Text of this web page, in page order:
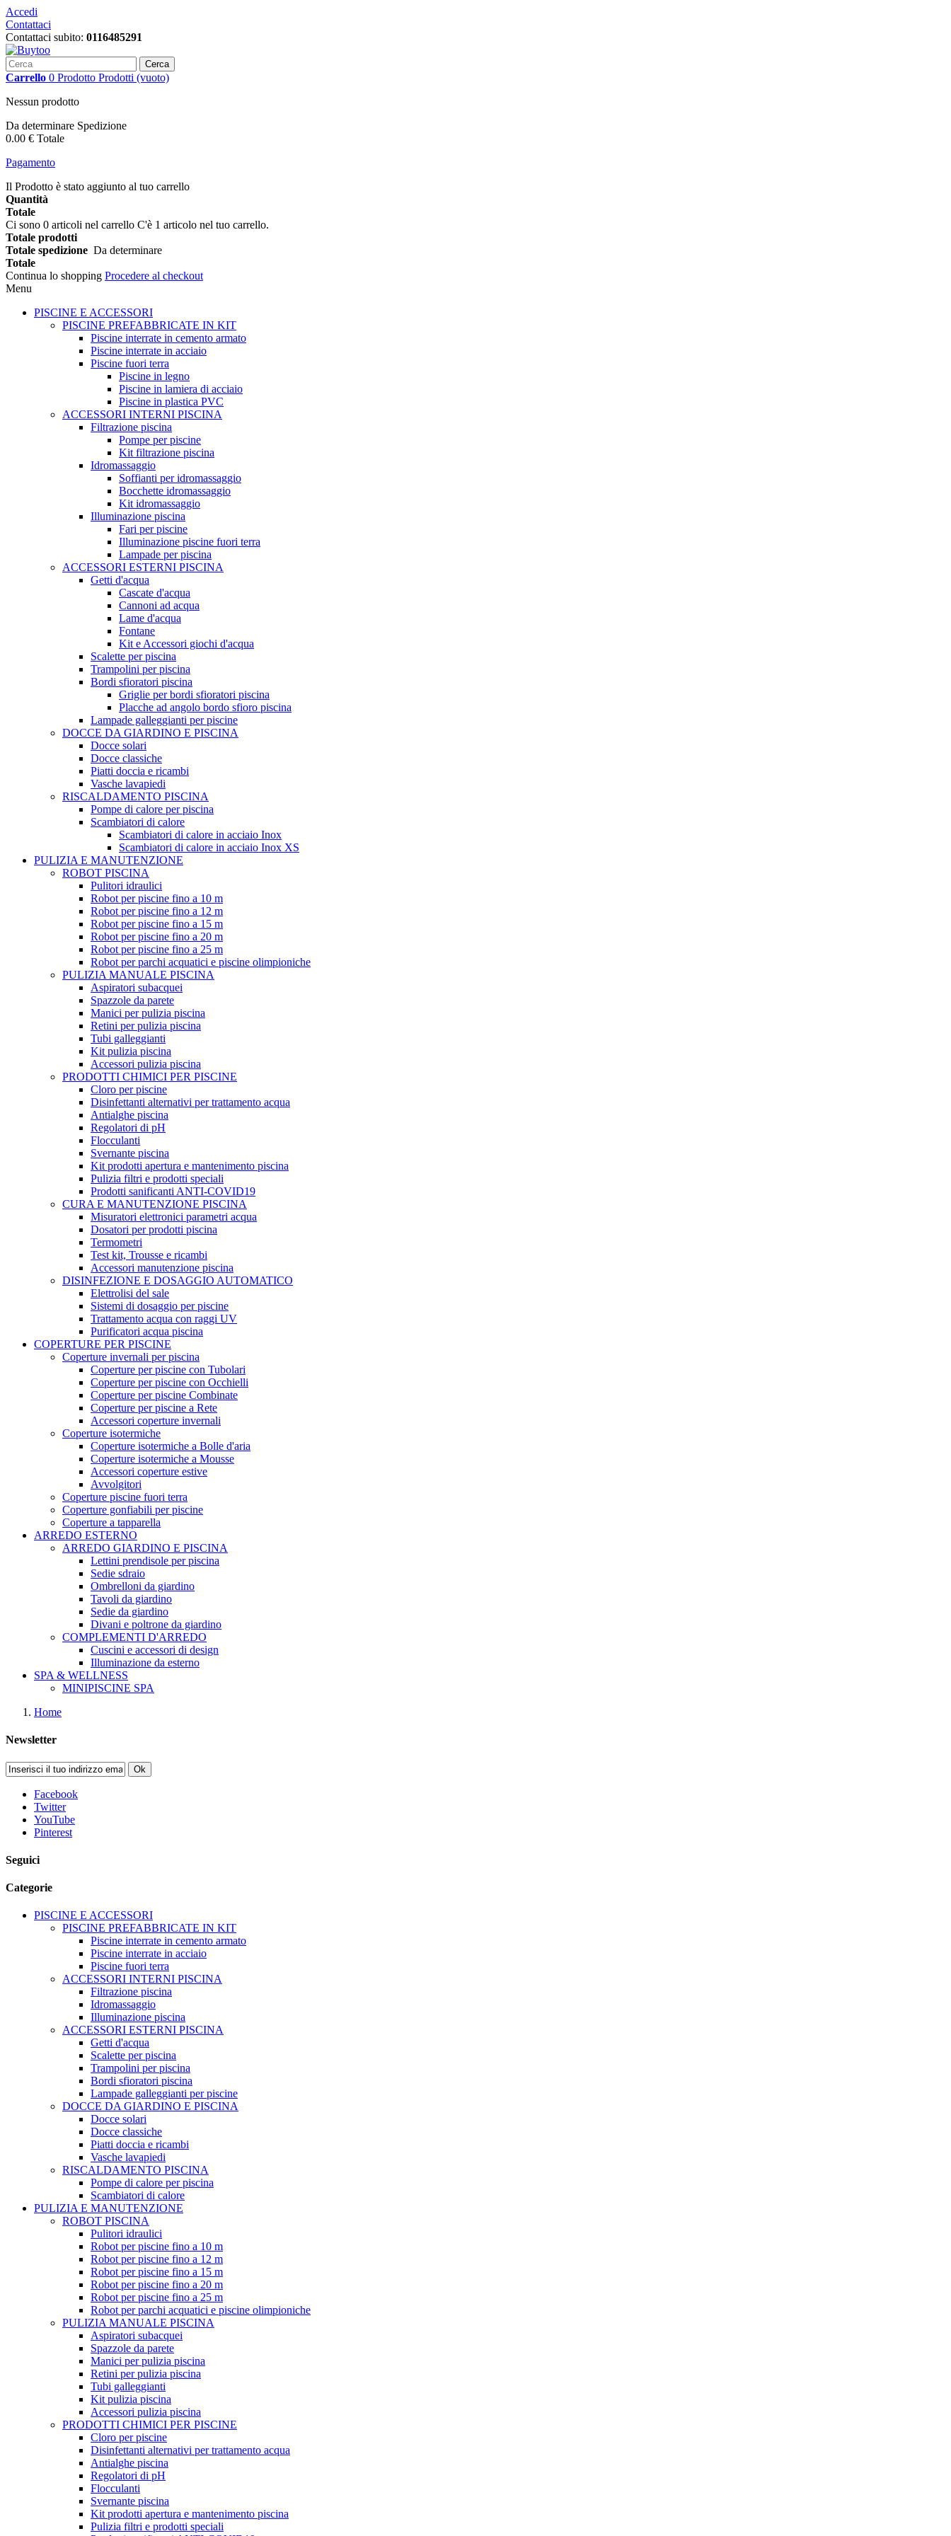
Accedi
Contattaci
Contattaci subito: 0116485291
Cerca
Carrello 0 Prodotto Prodotti (vuoto)
Nessun prodotto
Da determinare Spedizione
0.00 € Totale
Pagamento
Il Prodotto è stato aggiunto al tuo carrello
Quantità
Totale
Ci sono 0 articoli nel carrello C'è 1 articolo nel tuo carrello.
Totale prodotti
Totale spedizione Da determinare
Totale
Continua lo shopping Procedere al checkout
Menu
PISCINE E ACCESSORI
PISCINE PREFABBRICATE IN KIT
Piscine interrate in cemento armato
Piscine interrate in acciaio
Piscine fuori terra
Piscine in legno
Piscine in lamiera di acciaio
Piscine in plastica PVC
ACCESSORI INTERNI PISCINA
Filtrazione piscina
Pompe per piscine
Kit filtrazione piscina
Idromassaggio
Soffianti per idromassaggio
Bocchette idromassaggio
Kit idromassaggio
Illuminazione piscina
Fari per piscine
Illuminazione piscine fuori terra
Lampade per piscina
ACCESSORI ESTERNI PISCINA
Getti d'acqua
Cascate d'acqua
Cannoni ad acqua
Lame d'acqua
Fontane
Kit e Accessori giochi d'acqua
Scalette per piscina
Trampolini per piscina
Bordi sfioratori piscina
Griglie per bordi sfioratori piscina
Placche ad angolo bordo sfioro piscina
Lampade galleggianti per piscine
DOCCE DA GIARDINO E PISCINA
Docce solari
Docce classiche
Piatti doccia e ricambi
Vasche lavapiedi
RISCALDAMENTO PISCINA
Pompe di calore per piscina
Scambiatori di calore
Scambiatori di calore in acciaio Inox
Scambiatori di calore in acciaio Inox XS
PULIZIA E MANUTENZIONE
ROBOT PISCINA
Pulitori idraulici
Robot per piscine fino a 10 m
Robot per piscine fino a 12 m
Robot per piscine fino a 15 m
Robot per piscine fino a 20 m
Robot per piscine fino a 25 m
Robot per parchi acquatici e piscine olimpioniche
PULIZIA MANUALE PISCINA
Aspiratori subacquei
Spazzole da parete
Manici per pulizia piscina
Retini per pulizia piscina
Tubi galleggianti
Kit pulizia piscina
Accessori pulizia piscina
PRODOTTI CHIMICI PER PISCINE
Cloro per piscine
Disinfettanti alternativi per trattamento acqua
Antialghe piscina
Regolatori di pH
Flocculanti
Svernante piscina
Kit prodotti apertura e mantenimento piscina
Pulizia filtri e prodotti speciali
Prodotti sanificanti ANTI-COVID19
CURA E MANUTENZIONE PISCINA
Misuratori elettronici parametri acqua
Dosatori per prodotti piscina
Termometri
Test kit, Trousse e ricambi
Accessori manutenzione piscina
DISINFEZIONE E DOSAGGIO AUTOMATICO
Elettrolisi del sale
Sistemi di dosaggio per piscine
Trattamento acqua con raggi UV
Purificatori acqua piscina
COPERTURE PER PISCINE
Coperture invernali per piscina
Coperture per piscine con Tubolari
Coperture per piscine con Occhielli
Coperture per piscine Combinate
Coperture per piscine a Rete
Accessori coperture invernali
Coperture isotermiche
Coperture isotermiche a Bolle d'aria
Coperture isotermiche a Mousse
Accessori coperture estive
Avvolgitori
Coperture piscine fuori terra
Coperture gonfiabili per piscine
Coperture a tapparella
ARREDO ESTERNO
ARREDO GIARDINO E PISCINA
Lettini prendisole per piscina
Sedie sdraio
Ombrelloni da giardino
Tavoli da giardino
Sedie da giardino
Divani e poltrone da giardino
COMPLEMENTI D'ARREDO
Cuscini e accessori di design
Illuminazione da esterno
SPA & WELLNESS
MINIPISCINE SPA
Home
Newsletter
Ok
Facebook
Twitter
YouTube
Pinterest
Seguici
Categorie
PISCINE E ACCESSORI
PISCINE PREFABBRICATE IN KIT
Piscine interrate in cemento armato
Piscine interrate in acciaio
Piscine fuori terra
ACCESSORI INTERNI PISCINA
Filtrazione piscina
Idromassaggio
Illuminazione piscina
ACCESSORI ESTERNI PISCINA
Getti d'acqua
Scalette per piscina
Trampolini per piscina
Bordi sfioratori piscina
Lampade galleggianti per piscine
DOCCE DA GIARDINO E PISCINA
Docce solari
Docce classiche
Piatti doccia e ricambi
Vasche lavapiedi
RISCALDAMENTO PISCINA
Pompe di calore per piscina
Scambiatori di calore
PULIZIA E MANUTENZIONE
ROBOT PISCINA
Pulitori idraulici
Robot per piscine fino a 10 m
Robot per piscine fino a 12 m
Robot per piscine fino a 15 m
Robot per piscine fino a 20 m
Robot per piscine fino a 25 m
Robot per parchi acquatici e piscine olimpioniche
PULIZIA MANUALE PISCINA
Aspiratori subacquei
Spazzole da parete
Manici per pulizia piscina
Retini per pulizia piscina
Tubi galleggianti
Kit pulizia piscina
Accessori pulizia piscina
PRODOTTI CHIMICI PER PISCINE
Cloro per piscine
Disinfettanti alternativi per trattamento acqua
Antialghe piscina
Regolatori di pH
Flocculanti
Svernante piscina
Kit prodotti apertura e mantenimento piscina
Pulizia filtri e prodotti speciali